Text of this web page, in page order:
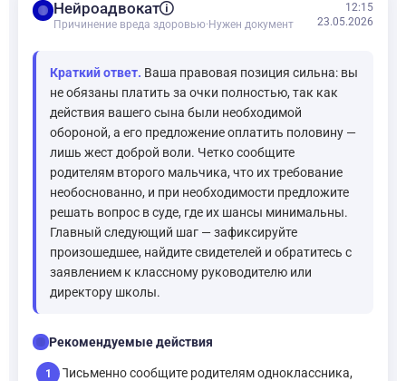
balanceНейроадвокат
Причинение вреда здоровью· Нужен документ
12:15
23.05.2026
Краткий ответ. Ваша правовая позиция сильна: вы
не обязаны платить за очки полностью, так как
действия вашего сына были необходимой
обороной, а его предложение оплатить половину —
лишь жест доброй воли. Четко сообщите
родителям второго мальчика, что их требование
необоснованно, и при необходимости предложите
решать вопрос в суде, где их шансы минимальны.
Главный следующий шаг — зафиксируйте
произошедшее, найдите свидетелей и обратитесь с
заявлением к классному руководителю или
директору школы.
checklistРекомендуемые действия
1
Письменно сообщите родителям одноклассника,